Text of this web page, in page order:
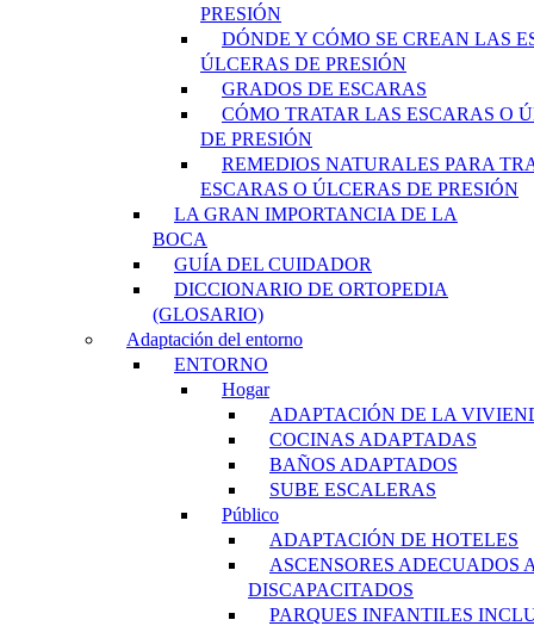
PRESIÓN
DÓNDE Y CÓMO SE CREAN LAS
ÚLCERAS DE PRESIÓN
GRADOS DE ESCARAS
CÓMO TRATAR LAS ESCARAS O
DE PRESIÓN
REMEDIOS NATURALES PARA
ESCARAS O ÚLCERAS DE PRESIÓN
LA GRAN IMPORTANCIA DE LA
BOCA
GUÍA DEL CUIDADOR
DICCIONARIO DE ORTOPEDIA
(GLOSARIO)
Adaptación del entorno
ENTORNO
Hogar
ADAPTACIÓN DE LA
COCINAS ADAPTADAS
BAÑOS ADAPTADOS
SUBE ESCALERAS
Público
ADAPTACIÓN DE HOTELES
ASCENSORES ADECUADOS
DISCAPACITADOS
PARQUES INFANTILES